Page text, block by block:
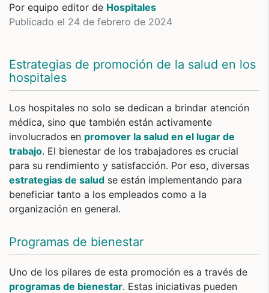
Por equipo editor de Hospitales
Publicado el 24 de febrero de 2024
Estrategias de promoción de la salud en los
hospitales
Los hospitales no solo se dedican a brindar atención
médica, sino que también están activamente
involucrados en promover la salud en el lugar de
trabajo. El bienestar de los trabajadores es crucial
para su rendimiento y satisfacción. Por eso, diversas
estrategias de salud se están implementando para
beneficiar tanto a los empleados como a la
organización en general.
Programas de bienestar
Uno de los pilares de esta promoción es a través de
programas de bienestar. Estas iniciativas pueden